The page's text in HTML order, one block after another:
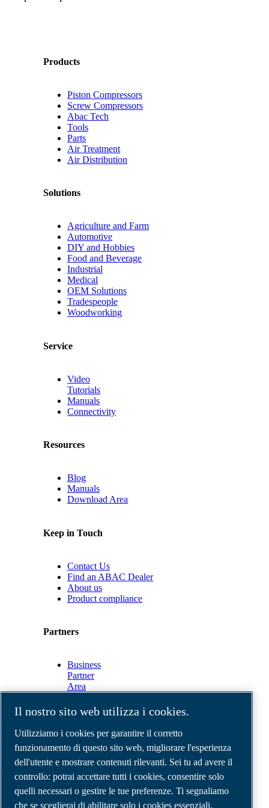
Products
Piston Compressors
Screw Compressors
Abac Tech
Tools
Parts
Air Treatment
Air Distribution
Solutions
Agriculture and Farm
Automotive
DIY and Hobbies
Food and Beverage
Industrial
Medical
OEM Solutions
Tradespeople
Woodworking
Service
Video
Tutorials
Manuals
Connectivity
Resources
Blog
Manuals
Download Area
Keep in Touch
Contact Us
Find an ABAC Dealer
About us
Product compliance
Partners
Business
Partner
Area
Connect
2.0
Business
ABAC
Media
Gallery
©2026 Compressori d'aria ABAC
Note legali e privacy
Il nostro sito web utilizza i cookies.
Utilizziamo i cookies per garantire il corretto
funzionamento di questo sito web, migliorare l'esperienza
dell'utente e mostrare contenuti rilevanti. Sei tu ad avere il
controllo: potrai accettare tutti i cookies, consentire solo
quelli necessari o gestire le tue preferenze. Ti segnaliamo
che se sceglierai di abilitare solo i cookies essenziali,